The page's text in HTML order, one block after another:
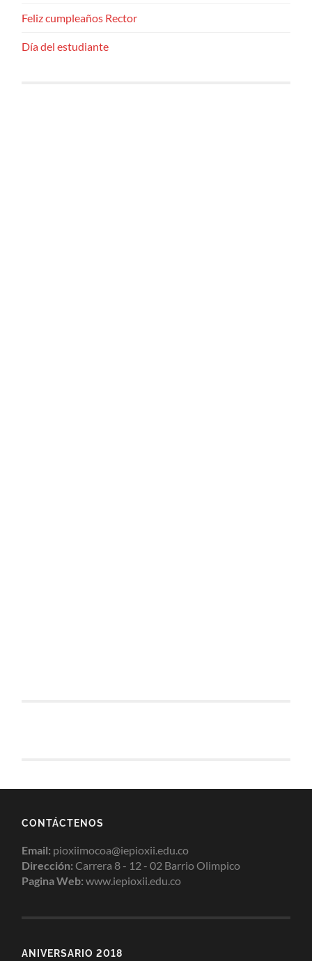
Feliz cumpleaños Rector
Día del estudiante
CONTÁCTENOS
Email: pioxiimocoa@iepioxii.edu.co
Dirección: Carrera 8 - 12 - 02 Barrio Olimpico
Pagina Web: www.iepioxii.edu.co
ANIVERSARIO 2018